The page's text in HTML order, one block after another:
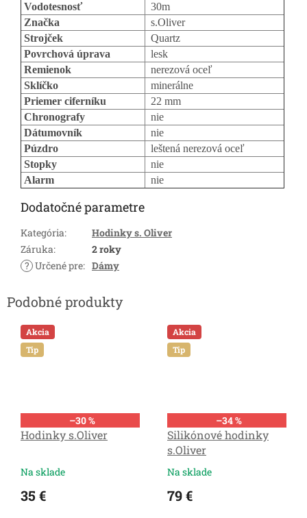
Vodotesnosť
30m
Značka
s.Oliver
Strojček
Quartz
Povrchová úprava
lesk
Remienok
nerezová oceľ
Sklíčko
minerálne
Priemer ciferníku
22 mm
Chronografy
nie
Dátumovník
nie
Púzdro
leštená nerezová oceľ
Stopky
nie
Alarm
nie
Dodatočné parametre
Kategória:
Hodinky s. Oliver
Záruka:
2 roky
? Určené pre: Dámy
Akcia
Tip
–30 %
Hodinky s.Oliver
Na sklade
35 €
Akcia
Tip
–34 %
Silikónové hodinky
s.Oliver
Na sklade
79 €